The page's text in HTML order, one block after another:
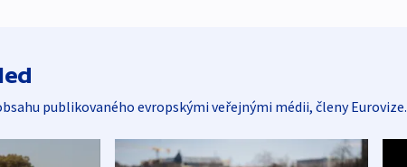
publikovaného evropskými veřejnými médii, členy Eurovize.